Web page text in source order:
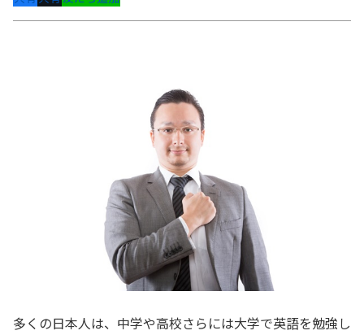
多くの日本人は、中学や高校さらには大学で英語を勉強し